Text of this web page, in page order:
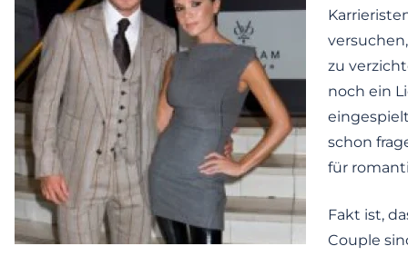
zu
noch ein
schon
für
Fakt ist,
Couple